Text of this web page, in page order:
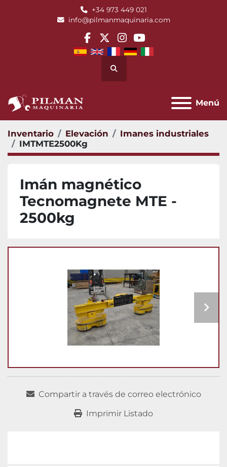
+34 973 449 021
info@pilmanmaquinaria.com
facebook
twitterinstagram
youtube
Buscar
Menú
Inventario Elevación
Imanes industriales
IMTMTE2500Kg
Imán magnético
Tecnomagnete MTE -
2500kg
Compartir a través de correo electrónico
Imprimir Listado